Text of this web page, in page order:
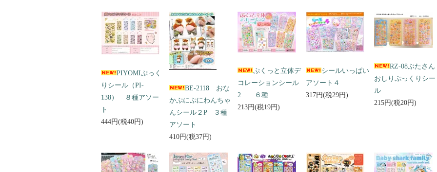
PIYOMIぷっく
りシール（PI-
138） ８種アソー
ト
444円(税40円)
BE-2118 おな
かぷにぷにわんちゃ
んシール２P ３種
アソート
410円(税37円)
ぷくっと立体デ
コレーションシール
2 ６種
213円(税19円)
シールいっぱい
アソート４
317円(税29円)
RZ-08ぶたさん
おしりぷっくりシー
ル
215円(税20円)